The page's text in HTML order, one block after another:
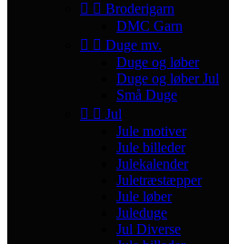
  Broderigarn
DMC Garn
  Duge mv.
Duge og løber
Duge og løber Jul
Små Duge
  Jul
Jule motiver
Jule billeder
Julekalender
Juletræstæpper
Jule løber
Juleduge
Jul Diverse